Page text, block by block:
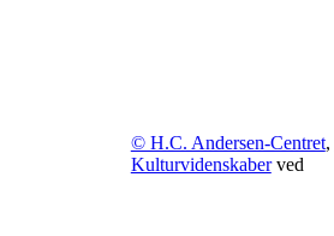
© H.C. Andersen-Centret,
Kulturvidenskaberved